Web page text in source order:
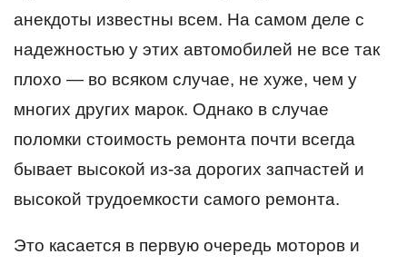
анекдоты известны всем. На самом деле с
надежностью у этих автомобилей не все так
плохо — во всяком случае, не хуже, чем у
многих других марок. Однако в случае
поломки стоимость ремонта почти всегда
бывает высокой из-за дорогих запчастей и
высокой трудоемкости самого ремонта.
Это касается в первую очередь моторов и